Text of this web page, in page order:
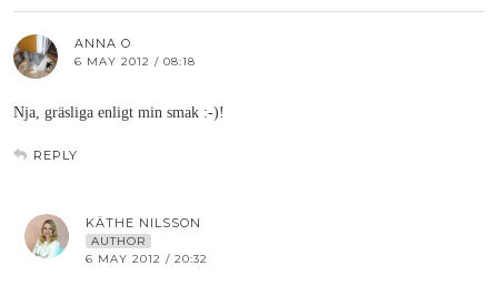
ANNA O
6 MAY 2012 / 08:18
Nja, gräsliga enligt min smak :-)!
REPLY
KÄTHE NILSSON
AUTHOR
6 MAY 2012 / 20:32